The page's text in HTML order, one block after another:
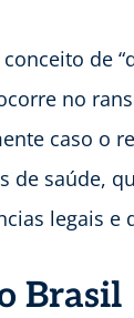
de
no
caso o
saúde,
legais e
Brasil